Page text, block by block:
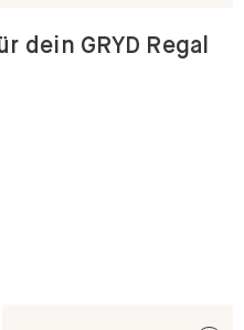
dein GRYD Regal